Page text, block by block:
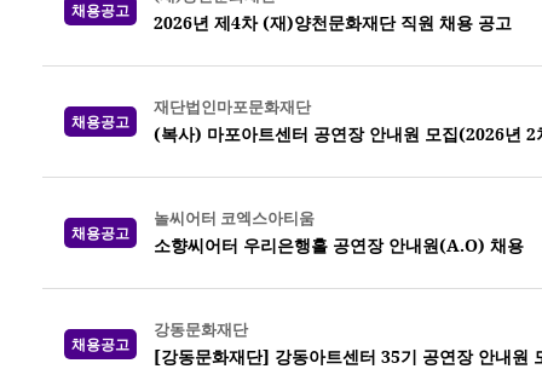
채용공고
2026년 제4차 (재)양천문화재단 직원 채용 공고
채용공고
재단법인마포문화재단
(복사) 마포아트센터 공연장 안내원 모집(2026년 2
채용공고
놀씨어터 코엑스아티움
소향씨어터 우리은행홀 공연장 안내원(A.O) 채용
채용공고
강동문화재단
[강동문화재단] 강동아트센터 35기 공연장 안내원